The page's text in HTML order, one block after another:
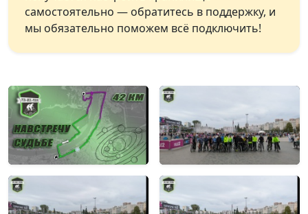
самостоятельно — обратитесь в поддержку, и
мы обязательно поможем всё подключить!